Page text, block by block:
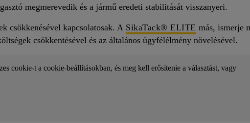
megmerevedik és a jármű eredeti stabilitását visszanyeri.
csökkenésével kapcsolatosak. A SikaTack® ELITE más, ismerje
csökkentésével és az általános ügyfélélmény növelésével.
cookie-t a cookie-beállításokban, és meg kell erősítenie a választást, vagy